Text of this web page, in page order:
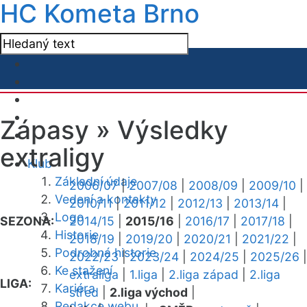
HC Kometa Brno
Klub
Základní údaje
Vedení a kontakty
Logo
Historie
Podrobná historie
Ke stažení
Kariéra
Zápasy » Výsledky
extraligy
SEZONA:
2006/07|2007/08 2008/09 2009/10
2010/11|2011/12 2012/13 2013/14
2014/15
2015/16 2016/17 2017/18
2018/19
2019/20 2020/21 2021/22
2022/23|2023/24 2024/25 2025/26
LIGA:
extraliga 1.liga 2.liga západ
2.liga
střed
2.liga východ